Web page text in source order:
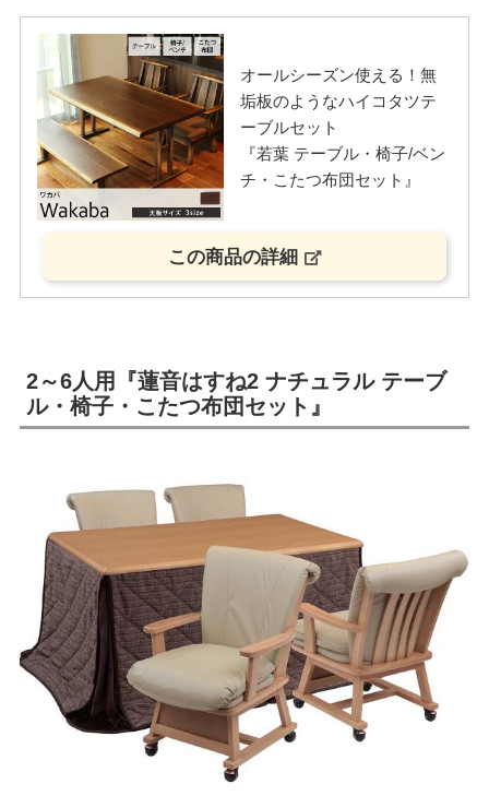
オールシーズン使える！無
垢板のようなハイコタツテ
ーブルセット
『若葉 テーブル・椅子/ベン
チ・こたつ布団セット』
この商品の詳細
2～6人用『蓮音はすね2 ナチュラル テーブ
ル・椅子・こたつ布団セット』